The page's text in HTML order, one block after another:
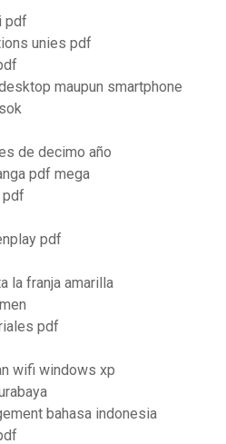
pdf
unies pdf
maupun smartphone
de decimo año
pdf mega
pdf
pdf
la franja amarilla
pdf
wifi windows xp
bahasa indonesia